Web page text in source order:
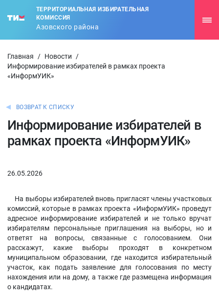
ТЕРРИТОРИАЛЬНАЯ ИЗБИРАТЕЛЬНАЯ
КОМИССИЯ
Азовского района
Главная / Новости
/
Информирование избирателей в рамках проекта
«ИнформУИК»
ВОЗВРАТ К СПИСКУ
Информирование избирателей в
рамках проекта «ИнформУИК»
26.05.2026
На выборы избирателей вновь пригласят члены участковых
комиссий, которые в рамках проекта «ИнформУИК» проведут
адресное информирование избирателей и не только вручат
избирателям персональные приглашения на выборы, но и
ответят на вопросы, связанные с голосованием. Они
расскажут, какие выборы проходят в конкретном
муниципальном образовании, где находится избирательный
участок, как подать заявление для голосования по месту
нахождения или на дому, а также где размещена информация
о кандидатах.